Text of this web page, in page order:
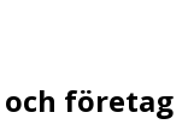
företag